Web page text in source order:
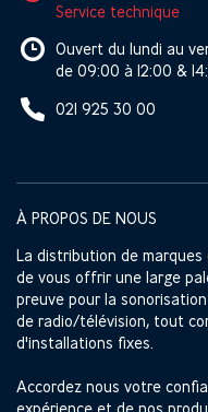
Service technique
Ouvert du lundi au
de 09:00 à 12:00 &
021 925 30 00
À PROPOS DE NOUS
La distribution de marques
de vous offrir une large
preuve pour la
de radio/télévision, tout
d'installations fixes.
Accordez nous votre